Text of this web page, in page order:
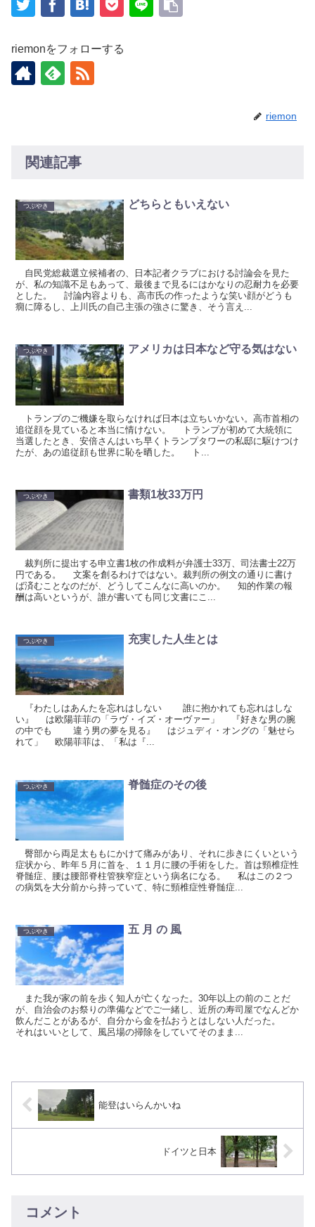
riemonをフォローする
riemon
関連記事
つぶやき どちらともいえない
自民党総裁選立候補者の、日本記者クラブにおける討論会を見た
が、私の知識不足もあって、最後まで見るにはかなりの忍耐力を必要
とした。 討論内容よりも、高市氏の作ったような笑い顔がどうも
癇に障るし、上川氏の自己主張の強さに驚き、そう言え...
つぶやき アメリカは日本など守る気はない
トランプのご機嫌を取らなければ日本は立ちいかない。高市首相の
追従顔を見ていると本当に情けない。 トランプが初めて大統領に
当選したとき、安倍さんはいち早くトランプタワーの私邸に駆けつけ
たが、あの追従顔も世界に恥を晒した。 ト...
つぶやき 書類1枚33万円
裁判所に提出する申立書1枚の作成料が弁護士33万、司法書士22万
円である。 文案を創るわけではない。裁判所の例文の通りに書け
ば済むことなのだが、どうしてこんなに高いのか。 知的作業の報
酬は高いというが、誰が書いても同じ文書にこ...
つぶやき 充実した人生とは
『わたしはあんたを忘れはしない 誰に抱かれても忘れはしな
い』 は欧陽菲菲の「ラヴ・イズ・オーヴァー」 『好きな男の腕
の中でも 違う男の夢を見る』 はジュディ・オングの「魅せら
れて」 欧陽菲菲は、「私は『...
つぶやき 脊髄症のその後
臀部から両足太ももにかけて痛みがあり、それに歩きにくいという
症状から、昨年５月に首を、１１月に腰の手術をした。首は頸椎症性
脊髄症、腰は腰部脊柱管狭窄症という病名になる。 私はこの２つ
の病気を大分前から持っていて、特に頸椎症性脊髄症...
つぶやき 五 月 の 風
また我が家の前を歩く知人が亡くなった。30年以上の前のことだ
が、自治会のお祭りの準備などでご一緒し、近所の寿司屋でなんどか
飲んだことがあるが、自分から金を払おうとはしない人だった。
それはいいとして、風呂場の掃除をしていてそのまま...
能登はいらんかいね
ドイツと日本
コメント